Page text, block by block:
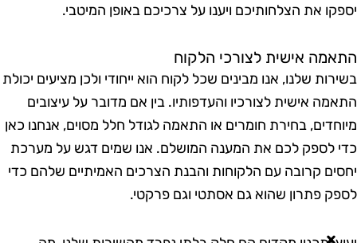
את הצלחותיכם ויענו על צרכיכם באופן המיטבי.
אישית לצורכי הלקוח
שלנו, אנו מבינים שכל לקוח הוא ייחודי ולכן מציעים יכולת
אישית לצורכיו והעדפותיו. בין אם מדובר על עיצובים
בחירת חומרים או התאמה לגודל חלל מסוים, אנחנו כאן
לספק לכם את המענה המושלם. אנו שמים דגש על מערכת
קרובה עם הלקוחות והבנת הצרכים האמיתיים שלהם כדי
פתרון שהוא גם אסתטי וגם פרקטי.